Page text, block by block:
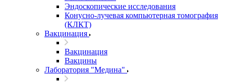
Эндоскопические исследования
Конусно-лучевая компьютерная томография
(КЛКТ)
Вакцинация
Вакцинация
Вакцины
Лаборатория "Медина"